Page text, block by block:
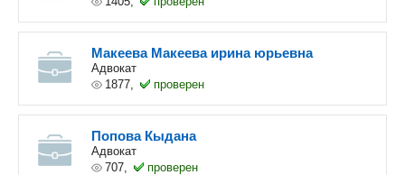
Макеева Макеева ирина юрьевна
Адвокат
1877,
проверен
Попова Кыдана
Адвокат
707,
проверен